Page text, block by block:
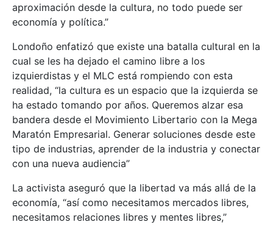
aproximación desde la cultura, no todo puede ser
economía y política.”
Londoño enfatizó que existe una batalla cultural en la
cual se les ha dejado el camino libre a los
izquierdistas y el MLC está rompiendo con esta
realidad, “la cultura es un espacio que la izquierda se
ha estado tomando por años. Queremos alzar esa
bandera desde el Movimiento Libertario con la Mega
Maratón Empresarial. Generar soluciones desde este
tipo de industrias, aprender de la industria y conectar
con una nueva audiencia”
La activista aseguró que la libertad va más allá de la
economía, “así como necesitamos mercados libres,
necesitamos relaciones libres y mentes libres,”